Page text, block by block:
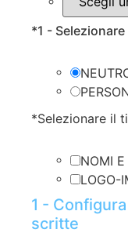
*1 -
*Selezionare il
NOMI E
LOGO-
1 -
scritte